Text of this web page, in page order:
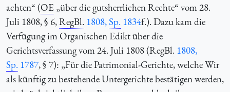
achten“ (OE „über die gutsherrlichen Rechte“ vom 28.
Juli 1808, § 6,RegBl. 1808,Sp. 1834f.). Dazu kam die
Verfügung im Organischen Edikt über die
Gerichtsverfassung vom 24. Juli 1808 (RegBl. 1808,
Sp. 1787, § 7): „Für die Patrimonial-Gerichte, welche Wir
als künftig zu bestehende Untergerichte bestätigen werden,